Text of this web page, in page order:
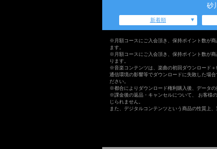
砂
新着順
※月額コースにご入会頂き、保持ポイント数が
ます。
※月額コースにご入会頂き、保持ポイント数が
ります。
※音楽コンテンツは、楽曲の初回ダウンロード＋
通信環境の影響等でダウンロードに失敗した場
ださい。
※都合によりダウンロード権利購入後、データの
※課金後の返品・キャンセルについて、 お客様
じられません。
また、デジタルコンテンツという商品の性質上